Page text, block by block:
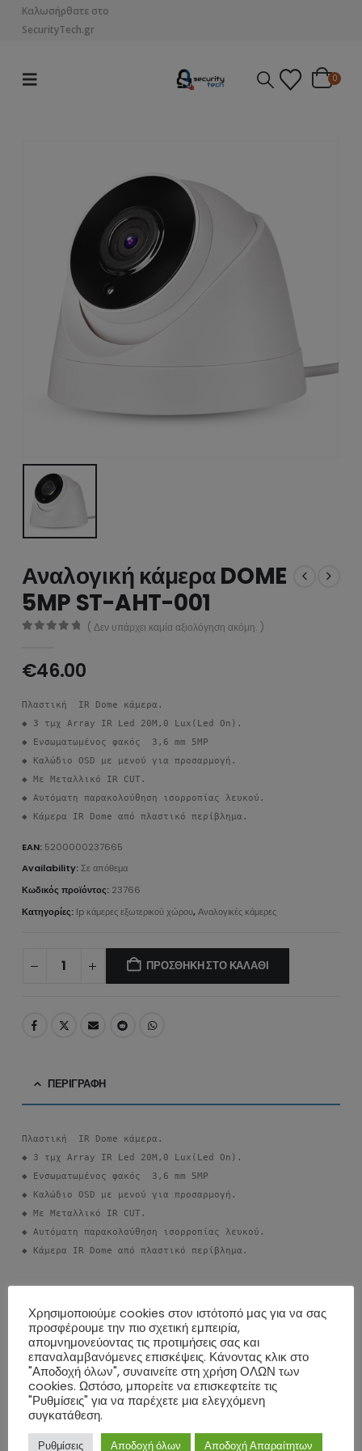
Καλωσήρθατε στο
SecurityTech.gr
0
Αναλογική κάμερα DOME
5MP ST-AHT-001
( Δεν υπάρχει καμία αξιολόγηση ακόμη. )
€46.00
Πλαστική  IR Dome κάμερα.
◆ 3 τμχ Array IR Led 20M,0 Lux(Led On).
◆ Ενσωματωμένος φακός  3,6 mm 5MP
◆ Καλώδιο OSD με μενού για προσαρμογή.
◆ Με Μεταλλικό IR CUT.
◆ Αυτόματη παρακολούθηση ισορροπίας λευκού.
◆ Κάμερα IR Dome από πλαστικό περίβλημα.
EAN: 5200000237665
Availability:Σε απόθεμα
Κωδικός προϊόντος: 23766
Κατηγορίες: Ip κάμερες εξωτερικού χώρου,Αναλογικές κάμερες
ΠΡΟΣΘΉΚΗ ΣΤΟ ΚΑΛΆΘΙ
ΠΕΡΙΓΡΑΦΉ
Πλαστική  IR Dome κάμερα.
◆ 3 τμχ Array IR Led 20M,0 Lux(Led On).
◆ Ενσωματωμένος φακός  3,6 mm 5MP
◆ Καλώδιο OSD με μενού για προσαρμογή.
◆ Με Μεταλλικό IR CUT.
◆ Αυτόματη παρακολούθηση ισορροπίας λευκού.
◆ Κάμερα IR Dome από πλαστικό περίβλημα.
ΑΞΙΟΛΟΓΉΣΕΙΣ (0)
ΣΧΕΤΙΚΆ ΠΡΟΪΌΝΤΑ
ΖΕΣΤΌ
Χρησιμοποιούμε cookies στον ιστότοπό μας για να σας
προσφέρουμε την πιο σχετική εμπειρία,
απομνημονεύοντας τις προτιμήσεις σας και
επαναλαμβανόμενες επισκέψεις. Κάνοντας κλικ στο
"Αποδοχή όλων", συναινείτε στη χρήση ΟΛΩΝ των
cookies. Ωστόσο, μπορείτε να επισκεφτείτε τις
"Ρυθμίσεις" για να παρέχετε μια ελεγχόμενη
συγκατάθεση.
Ρυθμίσεις Αποδοχή όλων Αποδοχή Απαραίτητων